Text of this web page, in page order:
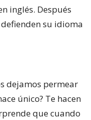
inglés. Después
su idioma
dejamos permear
único? Te hacen
que cuando